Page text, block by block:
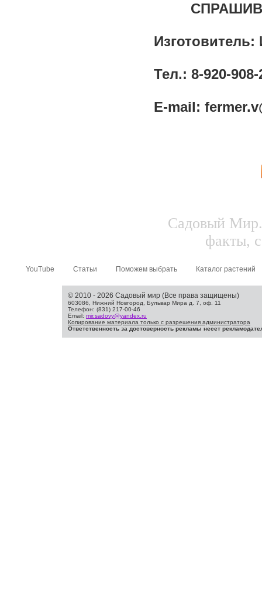
Тел.: 8-920-908-
E-mail:
Садовый Мир.
факты,
YouTube Статьи Поможем выбрать Каталог растений
© 2010 - 2026 Садовый мир (Все права защищены)
603086, Нижний Новгород, Бульвар Мира д. 7, оф. 11
Телефон: (831) 217-00-46
Email: mir.sadovy@yandex.ru
Копирование материала только с разрешения администратора
Ответственность за достоверность рекламы несет